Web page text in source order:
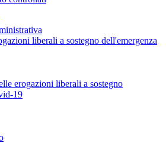
liberali a sostegno dell'emergenza
erogazioni liberali a sostegno
19